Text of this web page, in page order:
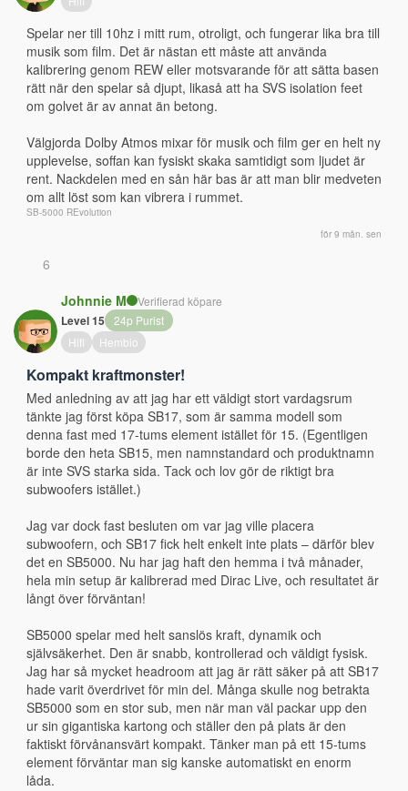
Spelar ner till 10hz i mitt rum, otroligt, och fungerar lika bra till
musik som film. Det är nästan ett måste att använda
kalibrering genom REW eller motsvarande för att sätta basen
rätt när den spelar så djupt, likaså att ha SVS isolation feet
om golvet är av annat än betong.
Välgjorda Dolby Atmos mixar för musik och film ger en helt ny
upplevelse, soffan kan fysiskt skaka samtidigt som ljudet är
rent. Nackdelen med en sån här bas är att man blir medveten
om allt löst som kan vibrera i rummet.
SB-5000 REvolution
för 9 mån. sen
6
Johnnie M
Verifierad köpare
Level 15
24p Purist
Hifi
Hembio
Kompakt kraftmonster!
Med anledning av att jag har ett väldigt stort vardagsrum
tänkte jag först köpa SB17, som är samma modell som
denna fast med 17-tums element istället för 15. (Egentligen
borde den heta SB15, men namnstandard och produktnamn
är inte SVS starka sida. Tack och lov gör de riktigt bra
subwoofers istället.)
Jag var dock fast besluten om var jag ville placera
subwoofern, och SB17 fick helt enkelt inte plats – därför blev
det en SB5000. Nu har jag haft den hemma i två månader,
hela min setup är kalibrerad med Dirac Live, och resultatet är
långt över förväntan!
SB5000 spelar med helt sanslös kraft, dynamik och
självsäkerhet. Den är snabb, kontrollerad och väldigt fysisk.
Jag har så mycket headroom att jag är rätt säker på att SB17
hade varit överdrivet för min del. Många skulle nog betrakta
SB5000 som en stor sub, men när man väl packar upp den
ur sin gigantiska kartong och ställer den på plats är den
faktiskt förvånansvärt kompakt. Tänker man på ett 15-tums
element förväntar man sig kanske automatiskt en enorm
låda.